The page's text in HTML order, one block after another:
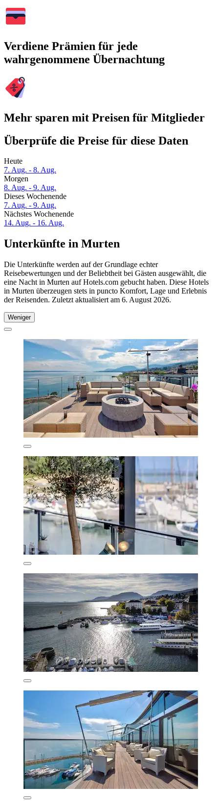
Verdiene Prämien für jede
wahrgenommene Übernachtung
Mehr sparen mit Preisen für Mitglieder
Überprüfe die Preise für diese Daten
Heute
7. Aug. - 8. Aug.
Morgen
8. Aug. - 9. Aug.
Dieses Wochenende
7. Aug. - 9. Aug.
Nächstes Wochenende
14. Aug. - 16. Aug.
Unterkünfte in Murten
Die Unterkünfte werden auf der Grundlage echter
Reisebewertungen und der Beliebtheit bei Gästen ausgewählt, die
eine Nacht in Murten auf Hotels.com gebucht haben. Diese Hotels
in Murten überzeugen stets in puncto Komfort, Lage und Erlebnis
der Reisenden. Zuletzt aktualisiert am 6. August 2026.
Weniger